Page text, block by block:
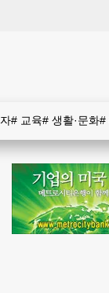
# 교육# 생활·문화#